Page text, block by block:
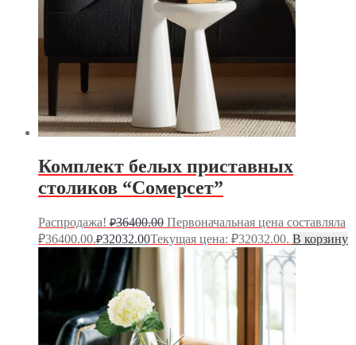
Комплект белых приставных
столиков “Сомерсет”
Распродажа! ₽36400.00 Первоначальная цена составляла
₽36400.00.₽32032.00Текущая цена: ₽32032.00. В корзину